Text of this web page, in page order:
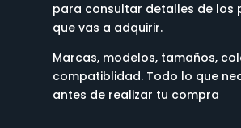
para consultar detalles de los
que vas a adquirir.
Marcas, modelos, tamaños,
compatiblidad. Todo lo que
antes de realizar tu compra